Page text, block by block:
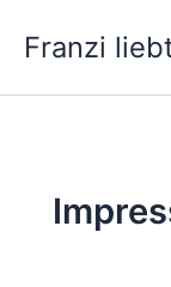
InhaltFranzi